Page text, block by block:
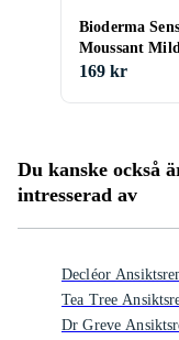
Bioderma
Moussant
Foaming Gel
169 kr
Du kanske också
intresserad av
Decléor
Tea Tree
Dr Greve